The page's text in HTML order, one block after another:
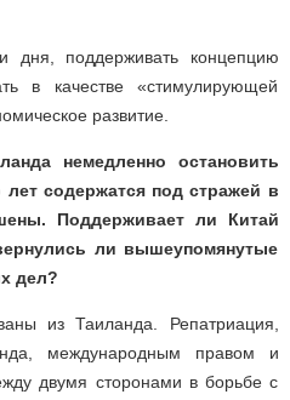
дня, поддерживать концепцию
в качестве «стимулирующей
развитие.
немедленно остановить
содержатся под стражей в
Поддерживает ли Китай
ли вышеупомянутые
дел?
из Таиланда. Репатриация,
международным правом и
двумя сторонами в борьбе с